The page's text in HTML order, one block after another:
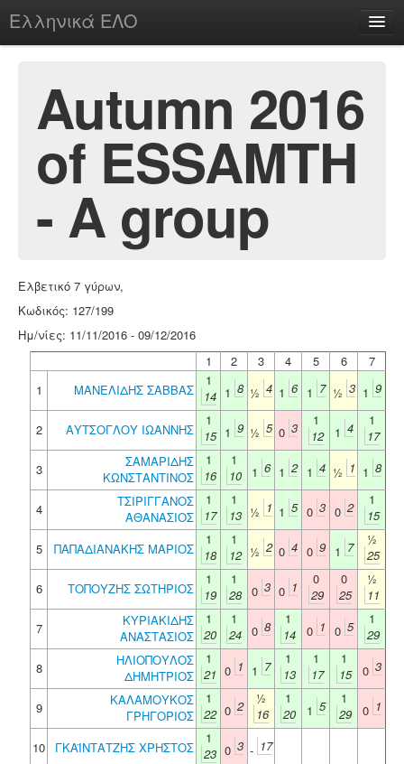
Ελληνικά ΕΛΟ
chesstu.be @ discord
Login
Autumn 2016
of ESSAMTH
- A group
Ελβετικό 7 γύρων,
Κωδικός: 127/199
Ημ/νίες: 11/11/2016 - 09/12/2016
1
2 3 4 5 6
7
1
ΜΑΝΕΛΙΔΗΣ ΣΑΒΒΑΣ
1
14 1 8 ½ 4 1 6 1 7 ½ 3 1 9
2 ΑΥΤΣΟΓΛΟΥ ΙΩΑΝΝΗΣ
1
15 1 9 ½ 5 0 3
1
12
1 4
1
17
3
ΣΑΜΑΡΙΔΗΣ
ΚΩΝΣΤΑΝΤΙΝΟΣ
1
16
1
10
1 6 1 2 1 4 ½ 1 1 8
4
ΤΣΙΡΙΓΓΑΝΟΣ
ΑΘΑΝΑΣΙΟΣ
1
17
1
13 ½ 1 1 5 0 3 0 2
1
15
5
ΠΑΠΑΔΙΑΝΑΚΗΣ ΜΑΡΙΟΣ
1
18
1
12 ½ 2 0 4 0 9 1 7
½
25
6
ΤΟΠΟΥΖΗΣ ΣΩΤΗΡΙΟΣ
1
19
1
28 0 3 0 1
0
29
0
25
½
11
7
ΚΥΡΙΑΚΙΔΗΣ
ΑΝΑΣΤΑΣΙΟΣ
1
20
1
24 0 8
1
14
0 1 0 5
1
29
8
ΗΛΙΟΠΟΥΛΟΣ
ΔΗΜΗΤΡΙΟΣ
1
21 0 1 1 7
1
13
1
17
1
15
0 3
9
ΚΑΛΑΜΟΥΚΟΣ
ΓΡΗΓΟΡΙΟΣ
1
22 0 2
½
16
1
20
1 5
1
29
0 1
10 ΓΚΑΪΝΤΑΤΖΗΣ ΧΡΗΣΤΟΣ
1
23 0 3 - 17